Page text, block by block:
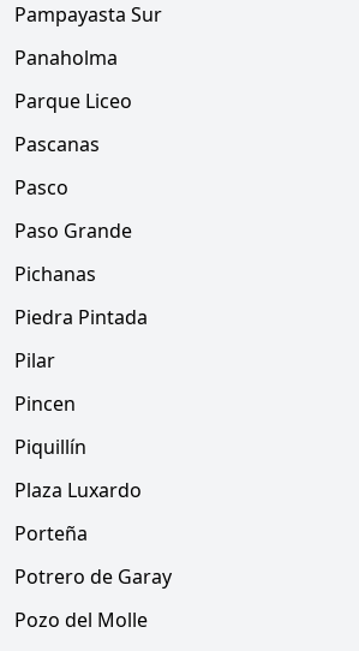
Pampayasta Sur
Panaholma
Parque Liceo
Pascanas
Pasco
Paso Grande
Pichanas
Piedra Pintada
Pilar
Pincen
Piquillín
Plaza Luxardo
Porteña
Potrero de Garay
Pozo del Molle